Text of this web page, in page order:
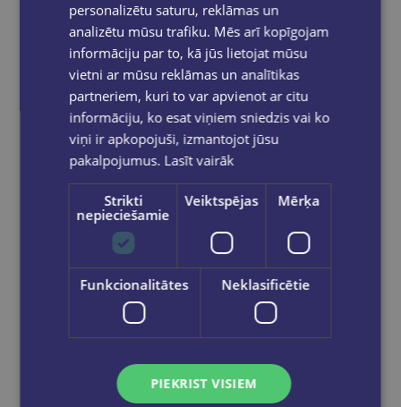
Flomāsteri 10 krāsas, ULTRA LIFE, Junior
€1.90
personalizētu saturu, reklāmas un
analizētu mūsu trafiku. Mēs arī kopīgojam
informāciju par to, kā jūs lietojat mūsu
vietni ar mūsu reklāmas un analītikas
partneriem, kuri to var apvienot ar citu
informāciju, ko esat viņiem sniedzis vai ko
viņi ir apkopojuši, izmantojot jūsu
pakalpojumus. Lasīt vairāk
Strikti
nepieciešamie
Veiktspējas Mērķa
Funkcionalitātes Neklasificētie
PIEKRIST VISIEM